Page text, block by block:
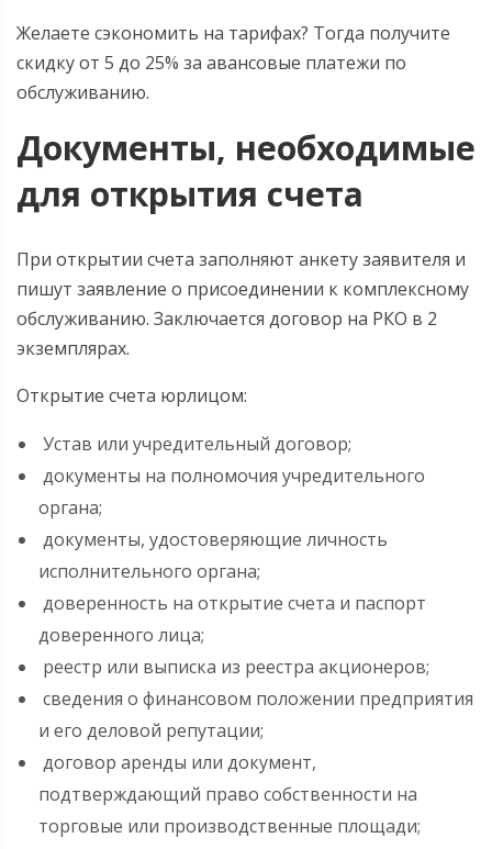
Желаете сэкономить на тарифах? Тогда получите
скидку от 5 до 25% за авансовые платежи по
обслуживанию.
Документы, необходимые
для открытия счета
При открытии счета заполняют анкету заявителя и
пишут заявление о присоединении к комплексному
обслуживанию. Заключается договор на РКО в 2
экземплярах.
Открытие счета юрлицом:
Устав или учредительный договор;
документы на полномочия учредительного
органа;
документы, удостоверяющие личность
исполнительного органа;
доверенность на открытие счета и паспорт
доверенного лица;
реестр или выписка из реестра акционеров;
сведения о финансовом положении предприятия
и его деловой репутации;
договор аренды или документ,
подтверждающий право собственности на
торговые или производственные площади;